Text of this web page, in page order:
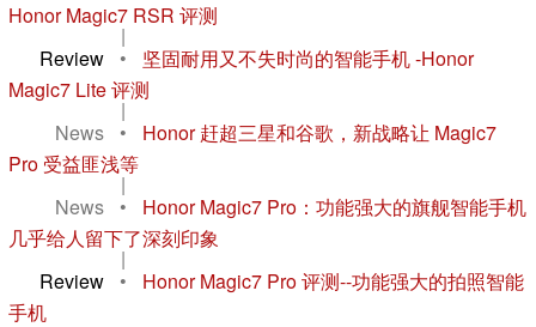
Honor Magic7 RSR 评测
|
Review
•
坚固耐用又不失时尚的智能手机 -Honor
Magic7 Lite 评测
|
News
•
Honor 赶超三星和谷歌，新战略让 Magic7
Pro 受益匪浅等
|
News
•
Honor Magic7 Pro：功能强大的旗舰智能手机
几乎给人留下了深刻印象
|
Review
•
Honor Magic7 Pro 评测--功能强大的拍照智能
手机